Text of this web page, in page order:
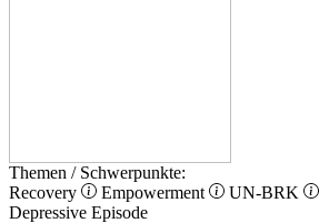
Themen / Schwerpunkte:
Recovery
Empowerment UN-BRK
Depressive Episode